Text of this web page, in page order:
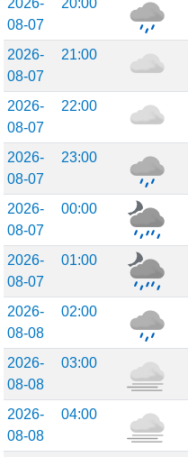
2026-
08-07
20:00
2026-
08-07
21:00
2026-
08-07
22:00
2026-
08-07
23:00
2026-
08-07
00:00
2026-
08-07
01:00
2026-
08-08
02:00
2026-
08-08
03:00
2026-
08-08
04:00